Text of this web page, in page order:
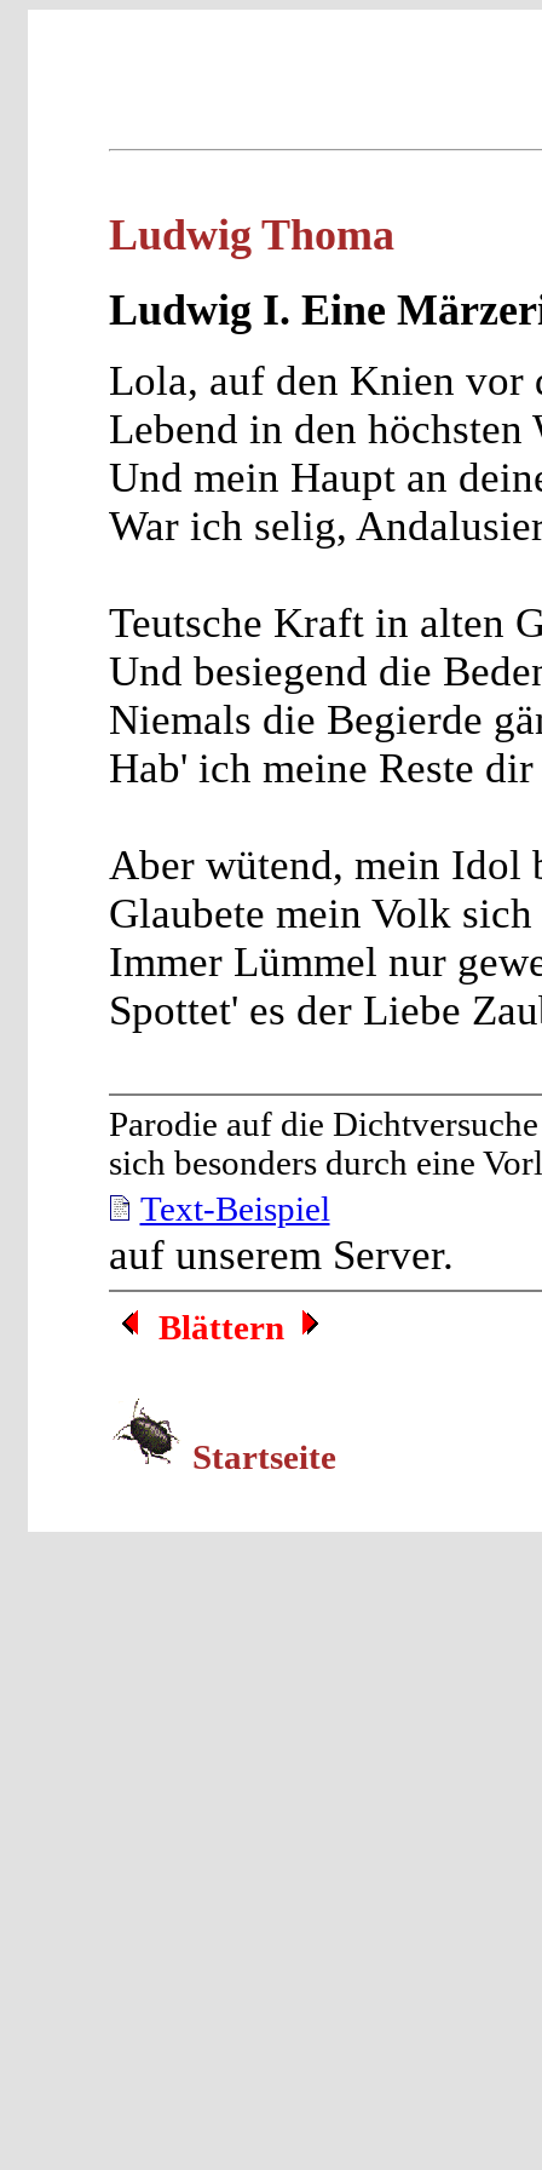
Ludwig Thoma
Ludwig I. Eine
Lola, auf den Knien vor
Lebend in den höchsten
Und mein Haupt an
War ich selig,
Teutsche Kraft in alten
Und besiegend die
Niemals die Begierde
Hab' ich meine Reste
Aber wütend, mein Idol
Glaubete mein Volk
Immer Lümmel nur
Spottet' es der Liebe
Parodie auf die
sich besonders durch eine
Text-Beispiel
auf unserem Server.
Blättern
Startseite